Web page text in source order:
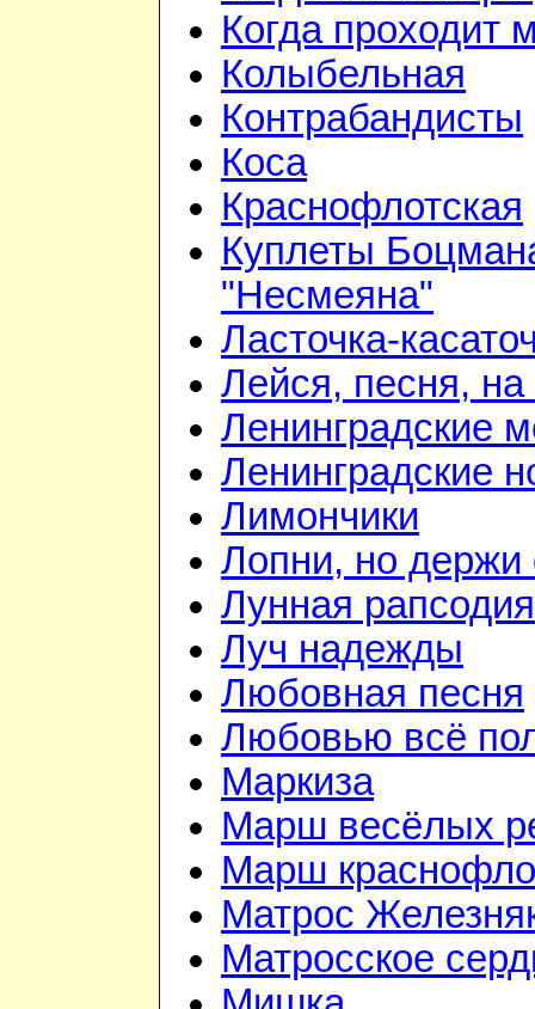
Когда проходит
Колыбельная
Контрабандисты
Коса
Краснофлотская
Куплеты
"Несмеяна"
Ласточка-
Лейся, песня, на
Ленинградские
Ленинградские
Лимончики
Лопни, но
Лунная рапсодия
Луч надежды
Любовная песня
Любовью всё
Маркиза
Марш весёлых
Марш
Матрос
Матросское